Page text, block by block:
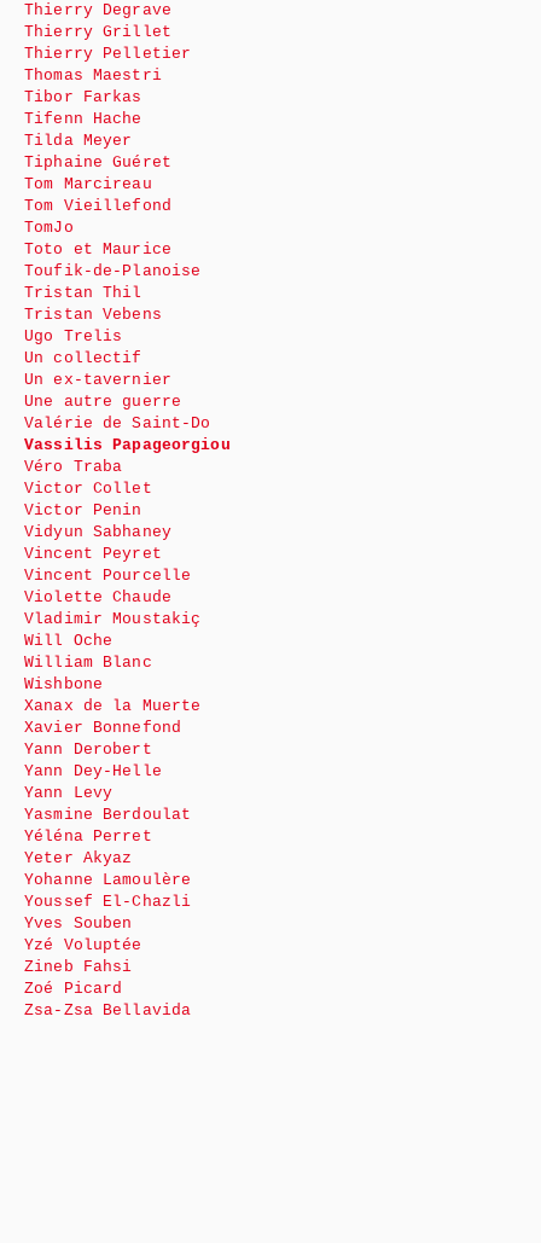
Thierry Degrave
Thierry Grillet
Thierry Pelletier
Thomas Maestri
Tibor Farkas
Tifenn Hache
Tilda Meyer
Tiphaine Guéret
Tom Marcireau
Tom Vieillefond
TomJo
Toto et Maurice
Toufik-de-Planoise
Tristan Thil
Tristan Vebens
Ugo Trelis
Un collectif
Un ex-tavernier
Une autre guerre
Valérie de Saint-Do
Vassilis Papageorgiou
Véro Traba
Victor Collet
Victor Penin
Vidyun Sabhaney
Vincent Peyret
Vincent Pourcelle
Violette Chaude
Vladimir Moustakiç
Will Oche
William Blanc
Wishbone
Xanax de la Muerte
Xavier Bonnefond
Yann Derobert
Yann Dey-Helle
Yann Levy
Yasmine Berdoulat
Yéléna Perret
Yeter Akyaz
Yohanne Lamoulère
Youssef El-Chazli
Yves Souben
Yzé Voluptée
Zineb Fahsi
Zoé Picard
Zsa-Zsa Bellavida